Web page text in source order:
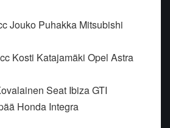
Jouko Puhakka Mitsubishi
Kosti Katajamäki Opel Astra
Seat Ibiza GTI
Honda Integra